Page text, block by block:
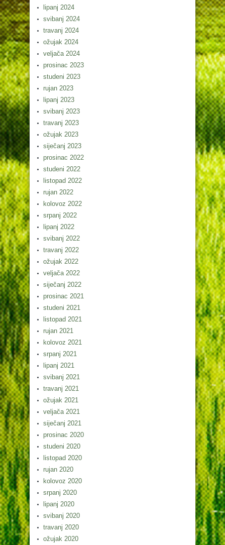
lipanj 2024
svibanj 2024
travanj 2024
ožujak 2024
veljača 2024
prosinac 2023
studeni 2023
rujan 2023
lipanj 2023
svibanj 2023
travanj 2023
ožujak 2023
siječanj 2023
prosinac 2022
studeni 2022
listopad 2022
rujan 2022
kolovoz 2022
srpanj 2022
lipanj 2022
svibanj 2022
travanj 2022
ožujak 2022
veljača 2022
siječanj 2022
prosinac 2021
studeni 2021
listopad 2021
rujan 2021
kolovoz 2021
srpanj 2021
lipanj 2021
svibanj 2021
travanj 2021
ožujak 2021
veljača 2021
siječanj 2021
prosinac 2020
studeni 2020
listopad 2020
rujan 2020
kolovoz 2020
srpanj 2020
lipanj 2020
svibanj 2020
travanj 2020
ožujak 2020